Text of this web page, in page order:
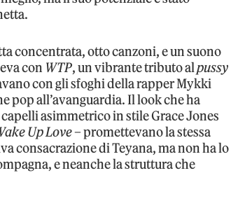
concentrata, otto canzoni, e un suono
con WTP, un vibrante tributo alpussy
con gli sfoghi della rapper Mykki
pop all’avanguardia. Il look che ha
asimmetrico in stile Grace Jones
Up Love– promettevano la stessa
consacrazione di Teyana, ma non ha lo
e neanche la struttura che